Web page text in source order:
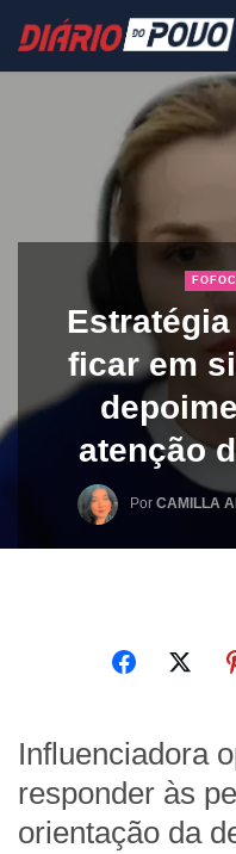
ficar em
atenção
Por CAMILLA
Influenciadora
responder às
orientação da